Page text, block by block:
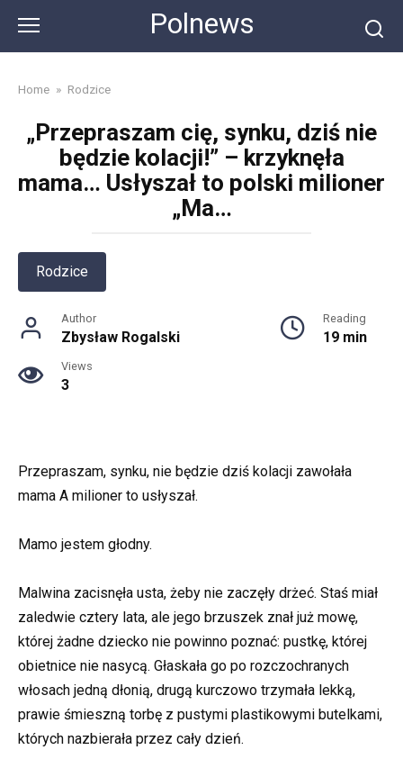
content
Polnews
Home » Rodzice
„Przepraszam cię, synku, dziś nie
będzie kolacji!” – krzyknęła
mama… Usłyszał to polski milioner
„Ma…
Rodzice
Author
Zbysław Rogalski
Reading
19 min
Views
3
Przepraszam, synku, nie będzie dziś kolacji zawołała
mama A milioner to usłyszał.
Mamo jestem głodny.
Malwina zacisnęła usta, żeby nie zaczęły drżeć. Staś miał
zaledwie cztery lata, ale jego brzuszek znał już mowę,
której żadne dziecko nie powinno poznać: pustkę, której
obietnice nie nasycą. Głaskała go po rozczochranych
włosach jedną dłonią, drugą kurczowo trzymała lekką,
prawie śmieszną torbę z pustymi plastikowymi butelkami,
których nazbierała przez cały dzień.